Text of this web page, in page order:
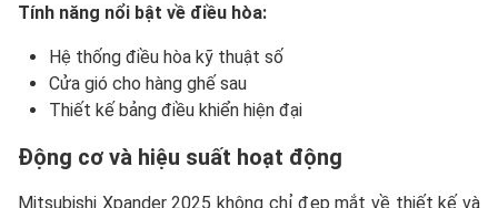
Tính năng nổi bật về điều hòa:
Hệ thống điều hòa kỹ thuật số
Cửa gió cho hàng ghế sau
Thiết kế bảng điều khiển hiện đại
Động cơ và hiệu suất hoạt động
Mitsubishi Xpander 2025 không chỉ đẹp mắt về thiết kế và